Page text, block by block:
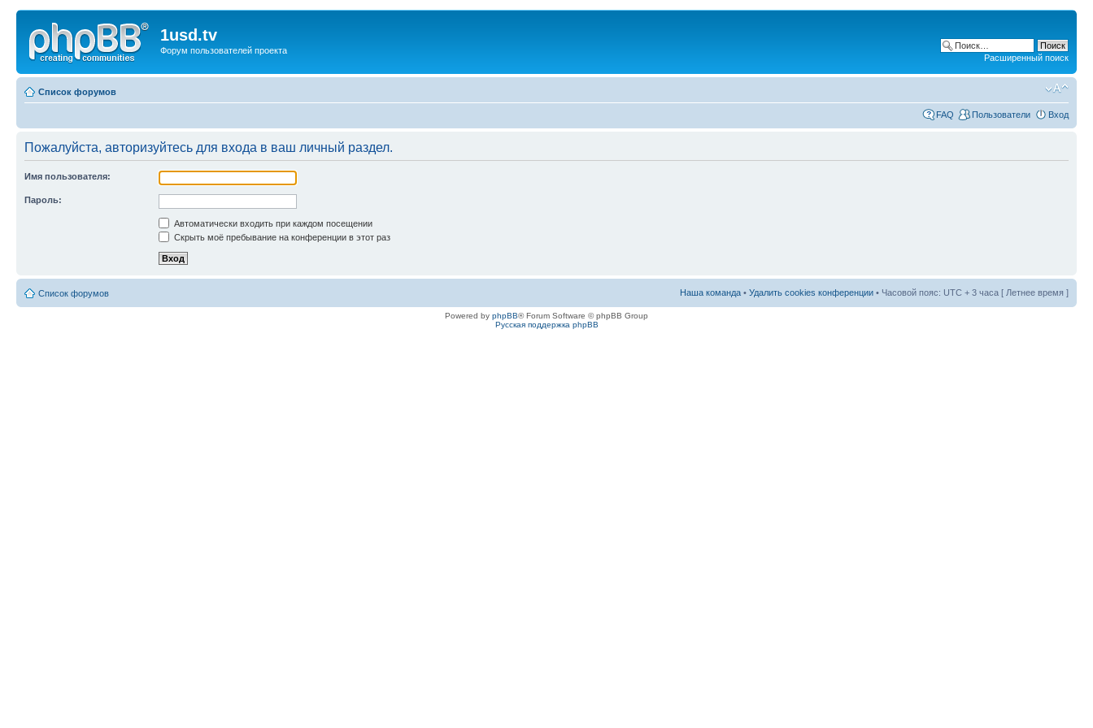
1usd.tv
Форум пользователей проекта
Расширенный поиск
Список форумов
FAQ Пользователи Вход
Пожалуйста, авторизуйтесь для входа в ваш личный раздел.
Имя пользователя:
Пароль:
Автоматически входить при каждом посещении
Скрыть моё пребывание на конференции в этот раз
Список форумов Наша команда • Удалить cookies конференции • Часовой пояс: UTC + 3 часа [ Летнее время ]
Powered by phpBB® Forum Software © phpBB Group
Русская поддержка phpBB